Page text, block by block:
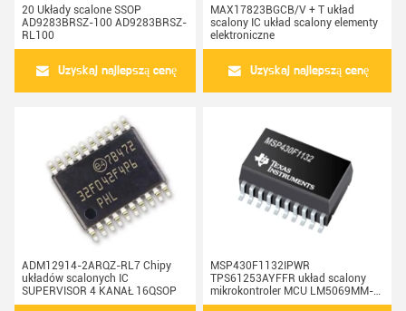
20 Układy scalone SSOP
AD9283BRSZ-100 AD9283BRSZ-
RL100
Uzyskaj najlepszą cenę
MAX17823BGCB/V + T układ
scalony IC układ scalony elementy
elektroniczne
Uzyskaj najlepszą cenę
ADM12914-2ARQZ-RL7 Chipy
układów scalonych IC
SUPERVISOR 4 KANAŁ 16QSOP
MSP430F1132IPWR
TPS61253AYFFR układ scalony
mikrokontroler MCU LM5069MM-
1/NOPB LM74610QDGKTQ1